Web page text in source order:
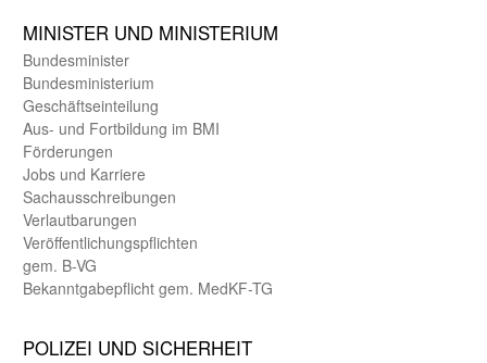
MINISTER UND MINIST­ERIUM
Bundes­minister
Bundes­ministerium
Geschäfts­einteilung
Aus- und Fortbildung im BMI
Förderungen
Jobs und Karriere
Sachaus­schreibungen
Verlautbarungen
Veröffentlichungspflichten
gem. B-VG
Bekanntgabepflicht gem. MedKF-TG
POLIZEI UND SICHER­HEIT